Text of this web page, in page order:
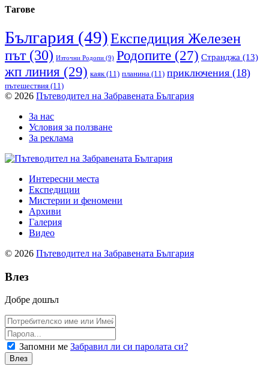
Тагове
България (49)Експедиция Железен
път(30) Източни Родопи (9) Родопите (27) Странджа (13)
жп линия (29) каяк(11) планина (11) приключения (18)
пътешествия (11)
© 2026 Пътеводител на Забравената България
За нас
Условия за ползване
За реклама
Интересни места
Експедиции
Мистерии и феномени
Архиви
Галерия
Видео
© 2026 Пътеводител на Забравената България
Влез
Добре дошъл
Запомни ме Забравил ли си паролата си?